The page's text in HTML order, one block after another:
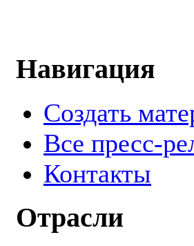
Навигация
Создать
Все пресс-
Контакты
Отрасли